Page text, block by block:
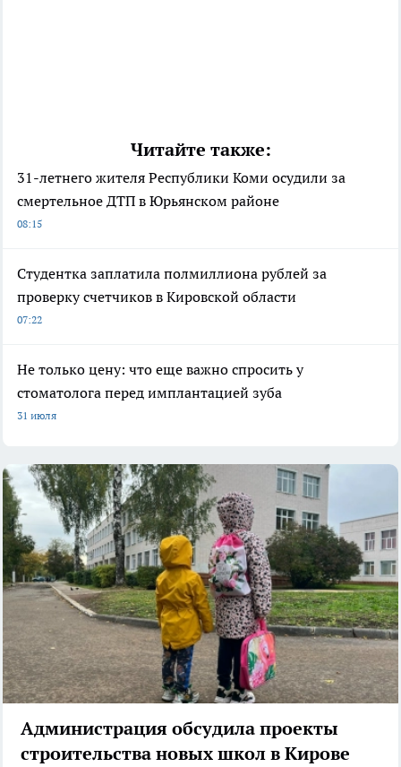
Читайте также:
31-летнего жителя Республики Коми осудили за
смертельное ДТП в Юрьянском районе
08:15
Студентка заплатила полмиллиона рублей за
проверку счетчиков в Кировской области
07:22
Не только цену: что еще важно спросить у
стоматолога перед имплантацией зуба
31 июля
Администрация обсудила проекты
строительства новых школ в Кирове